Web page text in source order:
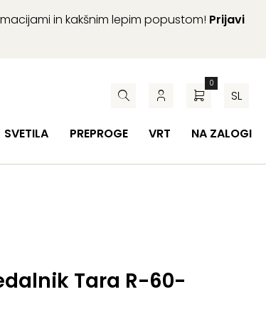
in kakšnim lepim popustom! Prijavi
0
SL
SVETILA PREPROGE VRT NA ZALOGI
Tara R-60-